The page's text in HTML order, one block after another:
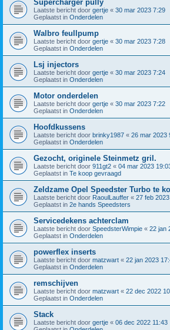
Supercharger pully
Laatste bericht door gertje « 30 mar 2023 7:29
Geplaatst in Onderdelen
Walbro feullpump
Laatste bericht door gertje « 30 mar 2023 7:28
Geplaatst in Onderdelen
Lsj injectors
Laatste bericht door gertje « 30 mar 2023 7:24
Geplaatst in Onderdelen
Motor onderdelen
Laatste bericht door gertje « 30 mar 2023 7:22
Geplaatst in Onderdelen
Hoofdkussens
Laatste bericht door brinky1987 « 26 mar 2023
Geplaatst in Onderdelen
Gezocht, originele Steinmetz gril.
Laatste bericht door 911gt2 « 04 mar 2023
Geplaatst in Te koop gevraagd
Zeldzame Opel Speedster Turbo te
Laatste bericht door RaoulLauffer « 27 feb
Geplaatst in 2e hands Speedsters
Servicedekens achterclam
Laatste bericht door SpeedsterWimpie « 22 jan
Geplaatst in Onderdelen
powerflex inserts
Laatste bericht door matzwart « 22 jan 2023
Geplaatst in Onderdelen
remschijven
Laatste bericht door matzwart « 22 dec 2022
Geplaatst in Onderdelen
Stack
Laatste bericht door gertje « 06 dec 2022 11:43